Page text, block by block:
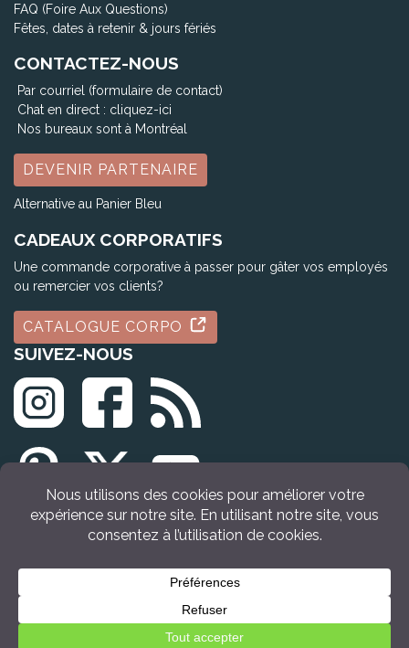
VOIR LE PRODUIT
FAQ (Foire Aux Questions)
Fêtes, dates à retenir & jours fériés
CONTACTEZ-NOUS
Par courriel (formulaire de contact)
Chat en direct : cliquez-ici
Nos bureaux sont à Montréal
DEVENIR PARTENAIRE
Alternative au Panier Bleu
CADEAUX CORPORATIFS
Une commande corporative à passer pour gâter vos employés
ou remercier vos clients?
CATALOGUE CORPO
SUIVEZ-NOUS
© Tous droits réservés Idée Cadeau Québec (2009 - 2026)
Retour en haut